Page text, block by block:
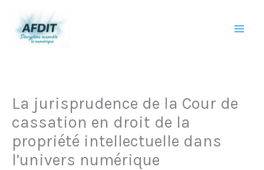
contenu
La jurisprudence de la Cour de
cassation en droit de la
propriété intellectuelle dans
l’univers numérique